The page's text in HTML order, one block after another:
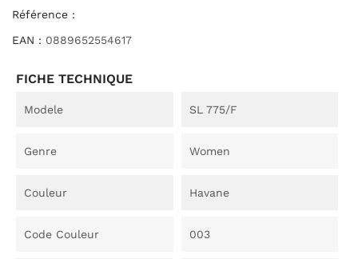
Référence :
EAN : 0889652554617
FICHE TECHNIQUE
Modele SL 775/F
Genre Women
Couleur Havane
Code Couleur 003